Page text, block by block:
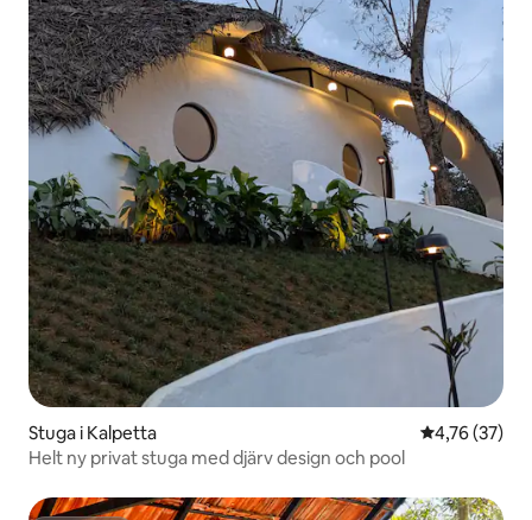
Stuga i Kalpetta 4,76 av 5 i
4,76 (37)
Helt ny privat stuga med djärv design och pool